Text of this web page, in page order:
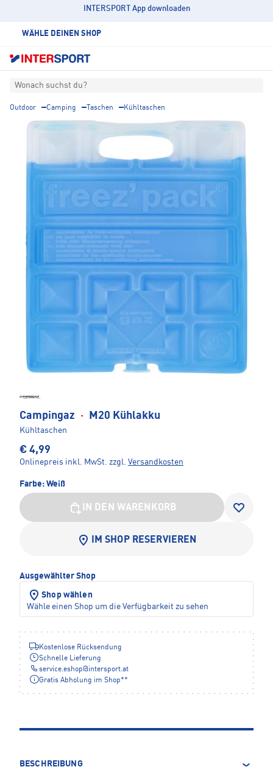
INTERSPORT App downloaden
WÄHLE DEINEN SHOP
Wonach suchst du?
Outdoor Camping Taschen Kühltaschen
Campingaz · M20 Kühlakku
Kühltaschen
€ 4,99
Onlinepreis inkl. MwSt. zzgl. Versandkosten
Farbe: Weiß
IN DEN WARENKORB
IM SHOP RESERVIEREN
Ausgewählter Shop
Shop wählen
Wähle einen Shop um die Verfügbarkeit zu sehen
Kostenlose Rücksendung
Schnelle Lieferung
service.eshop@intersport.at
Gratis Abholung im Shop**
BESCHREIBUNG